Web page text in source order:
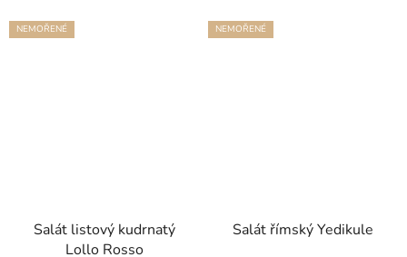
NEMOŘENÉ
Salát listový kudrnatý
Lollo Rosso
NEMOŘENÉ
Salát římský Yedikule